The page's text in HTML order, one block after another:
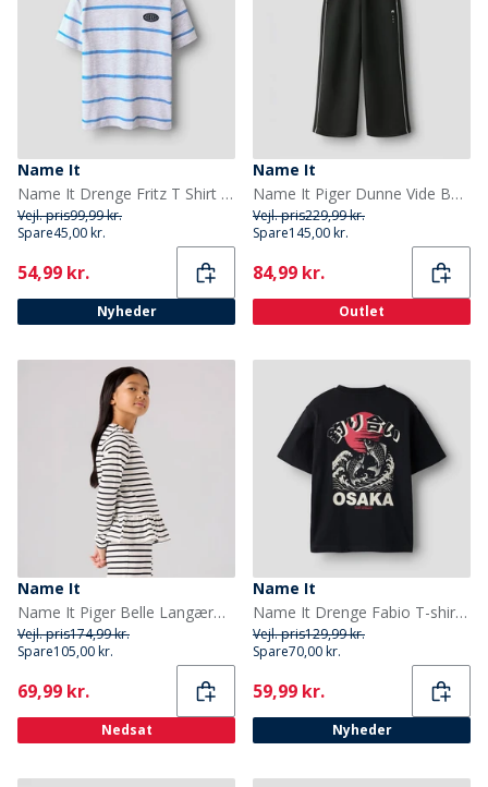
Name It
Name It Drenge Fritz T Shirt Light Grey Melange
Vejl. pris99,99 kr.
Spare45,00 kr.
Current
54,99 kr.
Nyheder
Name It
Name It Piger Dunne Vide Ben Joggers Sort
Vejl. pris229,99 kr.
Spare145,00 kr.
Current
84,99 kr.
Outlet
Name It
Name It Piger Belle Langærmet Bluse Cloud Dancer
Vejl. pris174,99 kr.
Spare105,00 kr.
Current
69,99 kr.
Nedsat
Name It
Name It Drenge Fabio T-shirt Black Beauty
Vejl. pris129,99 kr.
Spare70,00 kr.
Current
59,99 kr.
Nyheder